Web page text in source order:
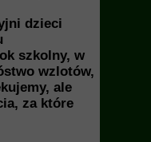
dzieci
szkolny, w
wzlotów,
ale
za które